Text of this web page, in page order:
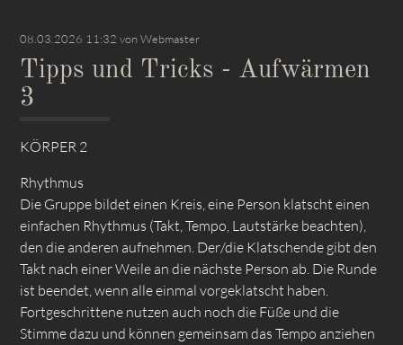
08.03.2026 11:32 von Webmaster
Tipps und Tricks - Aufwärmen
3
KÖRPER 2
Rhythmus
Die Gruppe bildet einen Kreis, eine Person klatscht einen
einfachen Rhythmus (Takt, Tempo, Lautstärke beachten),
den die anderen aufnehmen. Der/die Klatschende gibt den
Takt nach einer Weile an die nächste Person ab. Die Runde
ist beendet, wenn alle einmal vorgeklatscht haben.
Fortgeschrittene nutzen auch noch die Füße und die
Stimme dazu und können gemeinsam das Tempo anziehen